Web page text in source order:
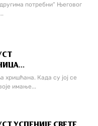
потребни“ Његовог
хришћана. Када су јој се
имање...